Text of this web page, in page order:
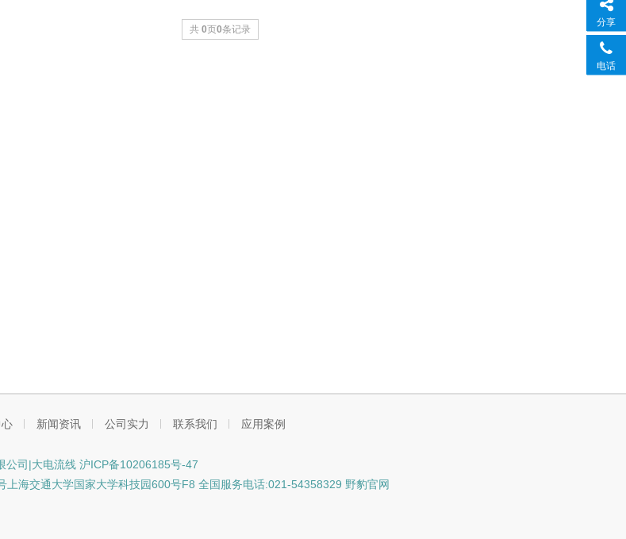
共 0页0条记录
新闻资讯 公司实力 联系我们 应用案例
公司|大电流线 沪ICP备10206185号-47
上海交通大学国家大学科技园600号F8 全国服务电话:021-54358329 野豹官网
分享
电话